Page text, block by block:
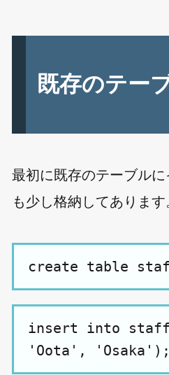
既存のテー
最初に既存のテーブル
も少し格納してあります
create table
insert into
'Oota', 'Osaka');